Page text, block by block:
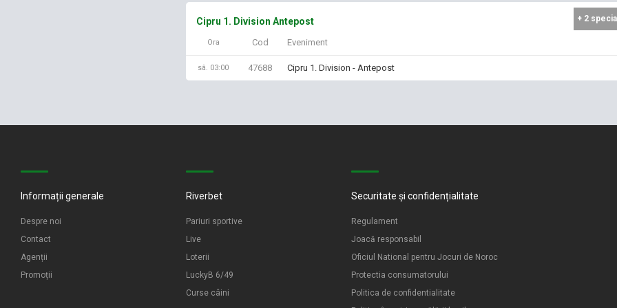
Cipru 1. Division Antepost + 2
Ora Cod Eveniment
sâ. 03:00 47688 Cipru 1. Division - Antepost
Informații generale
Despre noi
Contact
Agenții
Promoții
Riverbet
Pariuri sportive
Live
Loterii
LuckyB 6/49
Curse câini
Securitate și confidențialitate
Regulament
Joacă responsabil
Oficiul National pentru Jocuri de Noroc
Protectia consumatorului
Politica de confidentialitate